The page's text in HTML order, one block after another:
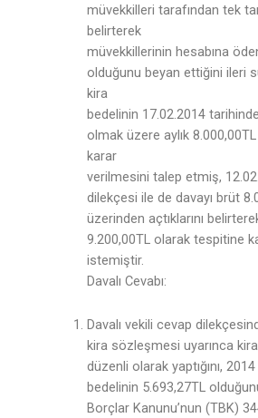
müvekkilleri tarafından tek
belirterek
müvekkillerinin hesabına
olduğunu beyan ettiğini ileri
kira
bedelinin 17.02.2014
olmak üzere aylık
karar
verilmesini talep etmiş,
dilekçesi ile de davayı brüt
üzerinden açtıklarını
9.200,00TL olarak tespitine
istemiştir.
Davalı Cevabı:
Davalı vekili cevap
kira sözleşmesi uyarınca kira
düzenli olarak yaptığını,
bedelinin 5.693,27TL
Borçlar Kanunu’nun (TBK)